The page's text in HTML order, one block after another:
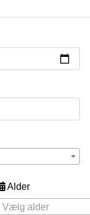
Alder
Vælg alder